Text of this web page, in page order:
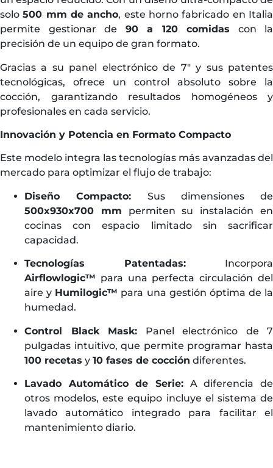
solo500 mm de ancho, este horno fabricado en Italia
permite gestionar de 90 a 120 comidas con la
precisión de un equipo de gran formato.
Gracias a su panel electrónico de 7″ y sus patentes
tecnológicas, ofrece un control absoluto sobre la
cocción, garantizando resultados homogéneos y
profesionales en cada servicio.
Innovación y Potencia en Formato Compacto
Este modelo integra las tecnologías más avanzadas del
mercado para optimizar el flujo de trabajo:
Diseño Compacto: Sus dimensiones de
500x930x700 mm permiten su instalación en
cocinas con espacio limitado sin sacrificar
capacidad.
Tecnologías Patentadas: Incorpora
Airflowlogic™ para una perfecta circulación del
aire y Humilogic™ para una gestión óptima de la
humedad.
Control Black Mask: Panel electrónico de 7
pulgadas intuitivo, que permite programar hasta
100 recetas y 10 fases de cocción diferentes.
Lavado Automático de Serie: A diferencia de
otros modelos, este equipo incluye el sistema de
lavado automático integrado para facilitar el
mantenimiento diario.